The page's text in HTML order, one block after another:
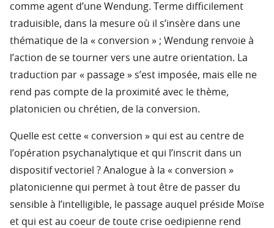
comme agent d’une Wendung. Terme difficilement
traduisible, dans la mesure où il s’insère dans une
thématique de la « conversion » ; Wendung renvoie à
l’action de se tourner vers une autre orientation. La
traduction par « passage » s’est imposée, mais elle ne
rend pas compte de la proximité avec le thème,
platonicien ou chrétien, de la conversion.
Quelle est cette « conversion » qui est au centre de
l’opération psychanalytique et qui l’inscrit dans un
dispositif vectoriel ? Analogue à la « conversion »
platonicienne qui permet à tout être de passer du
sensible à l’intelligible, le passage auquel préside Moïse
et qui est au coeur de toute crise oedipienne rend